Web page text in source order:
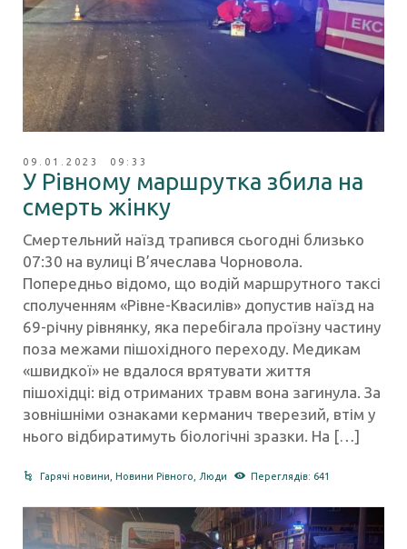
09.01.2023 09:33
У Рівному маршрутка збила на
смерть жінку
Смертельний наїзд трапився сьогодні близько
07:30 на вулиці В’ячеслава Чорновола.
Попередньо відомо, що водій маршрутного таксі
сполученням «Рівне-Квасилів» допустив наїзд на
69-річну рівнянку, яка перебігала проїзну частину
поза межами пішохідного переходу. Медикам
«швидкої» не вдалося врятувати життя
пішохідці: від отриманих травм вона загинула. За
зовнішніми ознаками керманич тверезий, втім у
нього відбиратимуть біологічні зразки. На […]
Гарячі новини ,Новини Рівного Люди Переглядів: 641